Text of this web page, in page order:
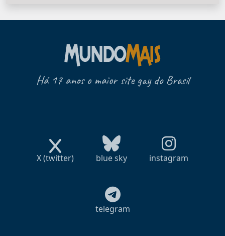
Há 17 anos o maior site gay do Brasil
X (twitter) blue sky instagram
telegram